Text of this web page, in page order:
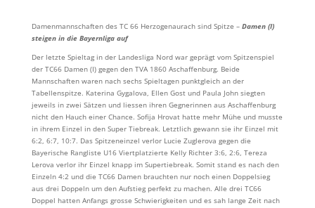
Damenmannschaften des TC 66 Herzogenaurach sind Spitze – Damen (I)
steigen in die Bayernliga auf
Der letzte Spieltag in der Landesliga Nord war geprägt vom Spitzenspiel
der TC66 Damen (I) gegen den TVA 1860 Aschaffenburg. Beide
Mannschaften waren nach sechs Spieltagen punktgleich an der
Tabellenspitze. Katerina Gygalova, Ellen Gost und Paula John siegten
jeweils in zwei Sätzen und liessen ihren Gegnerinnen aus Aschaffenburg
nicht den Hauch einer Chance. Sofija Hrovat hatte mehr Mühe und musste
in ihrem Einzel in den Super Tiebreak. Letztlich gewann sie ihr Einzel mit
6:2, 6:7, 10:7. Das Spitzeneinzel verlor Lucie Zuglerova gegen die
Bayerische Rangliste U16 Viertplatzierte Kelly Richter 3:6, 2:6, Tereza
Lerova verlor ihr Einzel knapp im Supertiebreak. Somit stand es nach den
Einzeln 4:2 und die TC66 Damen brauchten nur noch einen Doppelsieg
aus drei Doppeln um den Aufstieg perfekt zu machen. Alle drei TC66
Doppel hatten Anfangs grosse Schwierigkeiten und es sah lange Zeit nach